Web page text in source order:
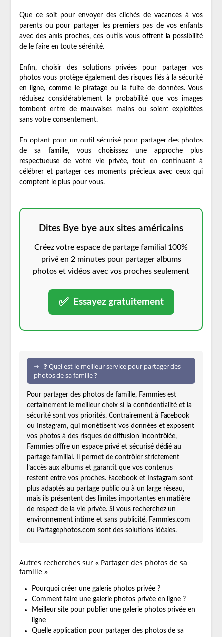
Que ce soit pour envoyer des clichés de vacances à vos
parents ou pour partager les premiers pas de vos enfants
avec des amis proches, ces outils vous offrent la possibilité
de le faire en toute sérénité.
Enfin, choisir des solutions privées pour partager vos
photos vous protège également des risques liés à la sécurité
en ligne, comme le piratage ou la fuite de données. Vous
réduisez considérablement la probabilité que vos images
tombent entre de mauvaises mains ou soient exploitées
sans votre consentement.
En optant pour un outil sécurisé pour partager des photos
de sa famille, vous choisissez une approche plus
respectueuse de votre vie privée, tout en continuant à
célébrer et partager ces moments précieux avec ceux qui
comptent le plus pour vous.
Dites Bye bye aux sites américains
Créez votre espace de partage familial 100%
privé en 2 minutes pour partager albums
photos et vidéos avec vos proches seulement
✅ Essayez gratuitement
❓ Quel est le meilleur service pour partager des
photos de sa famille ?
Pour partager des photos de famille, Fammies est
certainement le meilleur choix si la confidentialité et la
sécurité sont vos priorités. Contrairement à Facebook
ou Instagram, qui monétisent vos données et exposent
vos photos à des risques de diffusion incontrôlée,
Fammies offre un espace privé et sécurisé dédié au
partage familial. Il permet de contrôler strictement
l’accès aux albums et garantit que vos contenus
restent entre vos proches. Facebook et Instagram sont
plus adaptés au partage public ou à un large réseau,
mais ils présentent des limites importantes en matière
de respect de la vie privée. Si vous recherchez un
environnement intime et sans publicité, Fammies.com
ou Partagephotos.com sont des solutions idéales.
Autres recherches sur « Partager des photos de sa
famille »
Pourquoi créer une galerie photos privée ?
Comment faire une galerie photos privée en ligne ?
Meilleur site pour publier une galerie photos privée en
ligne
Quelle application pour partager des photos de sa